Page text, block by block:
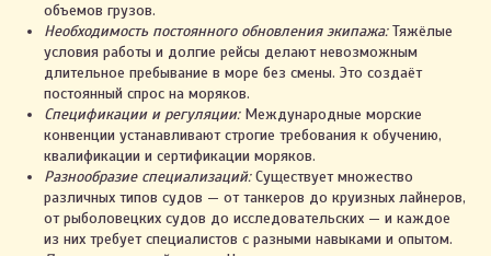
объемов грузов.
Необходимость постоянного обновления экипажа:Тяжёлые
условия работы и долгие рейсы делают невозможным
длительное пребывание в море без смены. Это создаёт
постоянный спрос на моряков.
Спецификации и регуляции:Международные морские
конвенции устанавливают строгие требования к обучению,
квалификации и сертификации моряков.
Разнообразие специализаций:Существует множество
различных типов судов — от танкеров до круизных лайнеров,
от рыболовецких судов до исследовательских — и каждое
из них требует специалистов с разными навыками и опытом.